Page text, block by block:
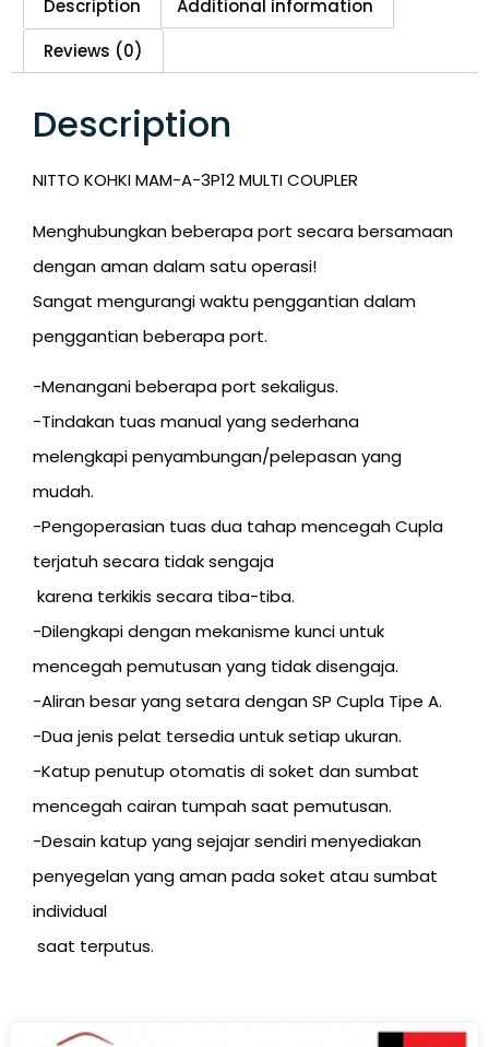
Description
Additional information
Reviews (0)
Description
NITTO KOHKI MAM-A-3P12 MULTI COUPLER
Menghubungkan beberapa port secara bersamaan
dengan aman dalam satu operasi!
Sangat mengurangi waktu penggantian dalam
penggantian beberapa port.
-Menangani beberapa port sekaligus.
-Tindakan tuas manual yang sederhana
melengkapi penyambungan/pelepasan yang
mudah.
​​-Pengoperasian tuas dua tahap mencegah Cupla
terjatuh secara tidak sengaja
karena terkikis secara tiba-tiba.
-Dilengkapi dengan mekanisme kunci untuk
mencegah pemutusan yang tidak disengaja.
-Aliran besar yang setara dengan SP Cupla Tipe A.
-Dua jenis pelat tersedia untuk setiap ukuran.
-Katup penutup otomatis di soket dan sumbat
mencegah cairan tumpah saat pemutusan.
-Desain katup yang sejajar sendiri menyediakan
penyegelan yang aman pada soket atau sumbat
individual
saat terputus.